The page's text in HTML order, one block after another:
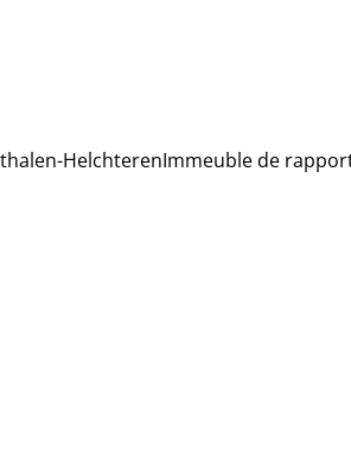
HelchterenImmeuble de